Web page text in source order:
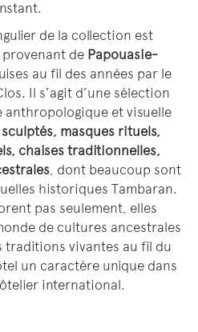
de la collection est
de Papouasie-
au fil des années par le
Il s’agit d’une sélection
anthropologique et visuelle
masques rituels,
chaises traditionnelles,
, dont beaucoup sont
historiques Tambaran.
pas seulement, elles
de cultures ancestrales
traditions vivantes au fil du
un caractère unique dans
international.